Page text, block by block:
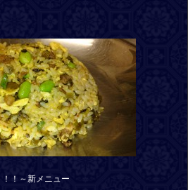
！！～新メニュー